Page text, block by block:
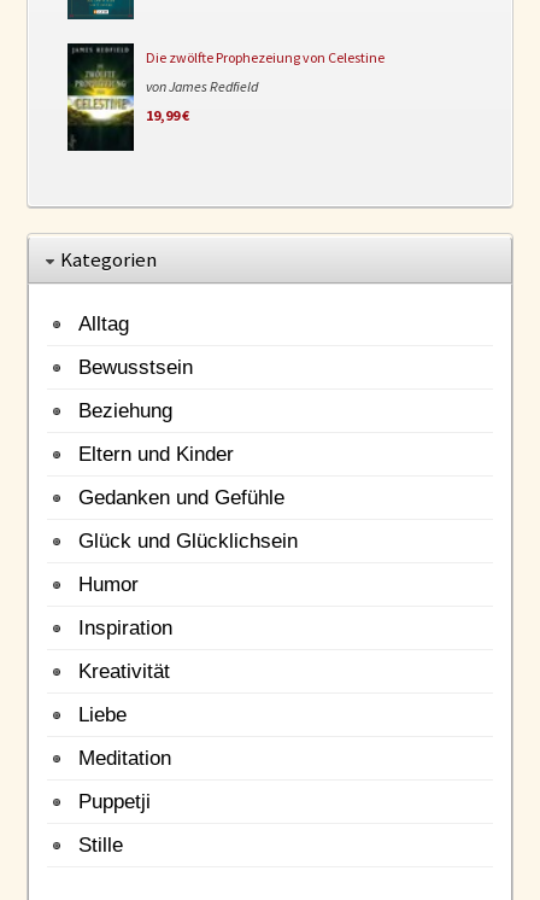
Die zwölfte Prophezeiung von Celestine
von James Redfield
19,99 €
Kategorien
Alltag
Bewusstsein
Beziehung
Eltern und Kinder
Gedanken und Gefühle
Glück und Glücklichsein
Humor
Inspiration
Kreativität
Liebe
Meditation
Puppetji
Stille